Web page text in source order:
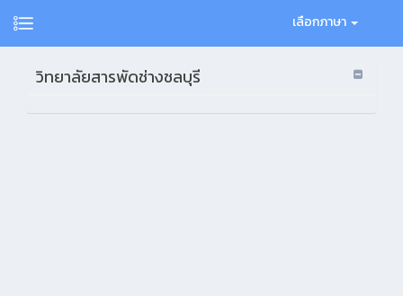
เลือกภาษา
วิทยาลัยสารพัดช่างชลบุรี